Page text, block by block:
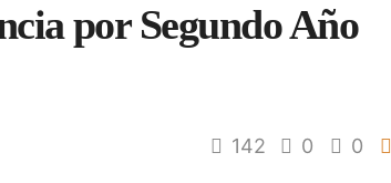
por Segundo Año
142 0 0